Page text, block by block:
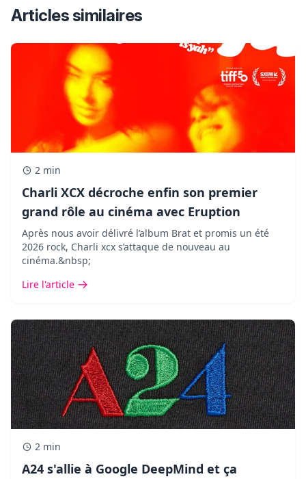
Articles similaires
2 min
Charli XCX décroche enfin son premier
grand rôle au cinéma avec Eruption
Après nous avoir délivré l’album Brat et promis un été
2026 rock, Charli xcx s’attaque de nouveau au
cinéma.&nbsp;
Lire l'article
2 min
A24 s'allie à Google DeepMind et ça